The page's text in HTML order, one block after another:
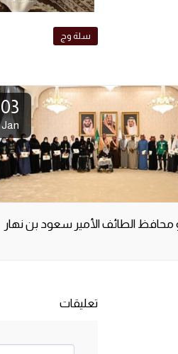
سلة وج
03
Jan
الطائف الأمير سعود بن نهار
تعليقات